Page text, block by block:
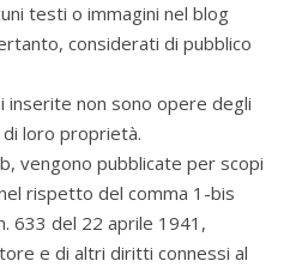
testi o immagini nel blog
considerati di pubblico
inserite non sono opere degli
loro proprietà.
vengono pubblicate per scopi
rispetto del comma 1-bis
633 del 22 aprile 1941,
e di altri diritti connessi al